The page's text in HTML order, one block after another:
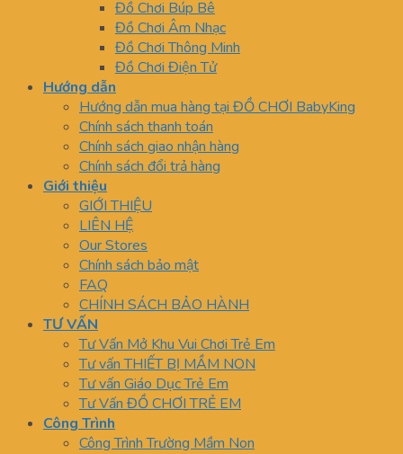
Đồ Chơi Búp Bê
Đồ Chơi Âm Nhạc
Đồ Chơi Thông Minh
Đồ Chơi Điện Tử
Hướng dẫn
Hướng dẫn mua hàng tại ĐỒ CHƠI BabyKing
Chính sách thanh toán
Chính sách giao nhận hàng
Chính sách đổi trả hàng
Giới thiệu
GIỚI THIỆU
LIÊN HỆ
Our Stores
Chính sách bảo mật
FAQ
CHÍNH SÁCH BẢO HÀNH
TƯ VẤN
Tư Vấn Mở Khu Vui Chơi Trẻ Em
Tư vấn THIẾT BỊ MẦM NON
Tư vấn Giáo Dục Trẻ Em
Tư Vấn ĐỒ CHƠI TRẺ EM
Công Trình
Công Trình Trường Mầm Non